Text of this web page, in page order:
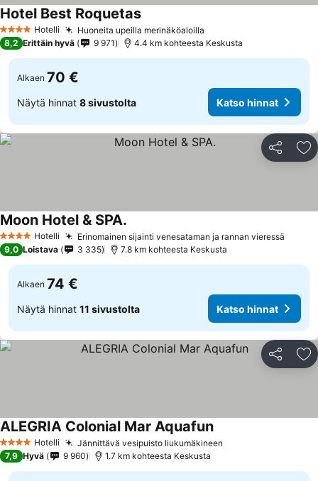
4 Tähtiluokitus
Hotelli Huoneita upeilla merinäköaloilla
Hotel Best Roquetas
8,2 Erittäin hyvä 9 971 4.4 km kohteesta Keskusta
Alkaen 70 €
Näytä hinnat 8 sivustolta Katso hinnat
Jaa
4 Tähtiluokitus
Hotelli Erinomainen sijainti venesataman ja rannan vieressä
Moon Hotel & SPA.
9,0 Loistava 3 335 7.8 km kohteesta Keskusta
Alkaen 74 €
Näytä hinnat 11 sivustolta Katso hinnat
Jaa
4 Tähtiluokitus
Hotelli Jännittävä vesipuisto liukumäkineen
ALEGRIA Colonial Mar Aquafun
7,9 Hyvä 9 960 1.7 km kohteesta Keskusta